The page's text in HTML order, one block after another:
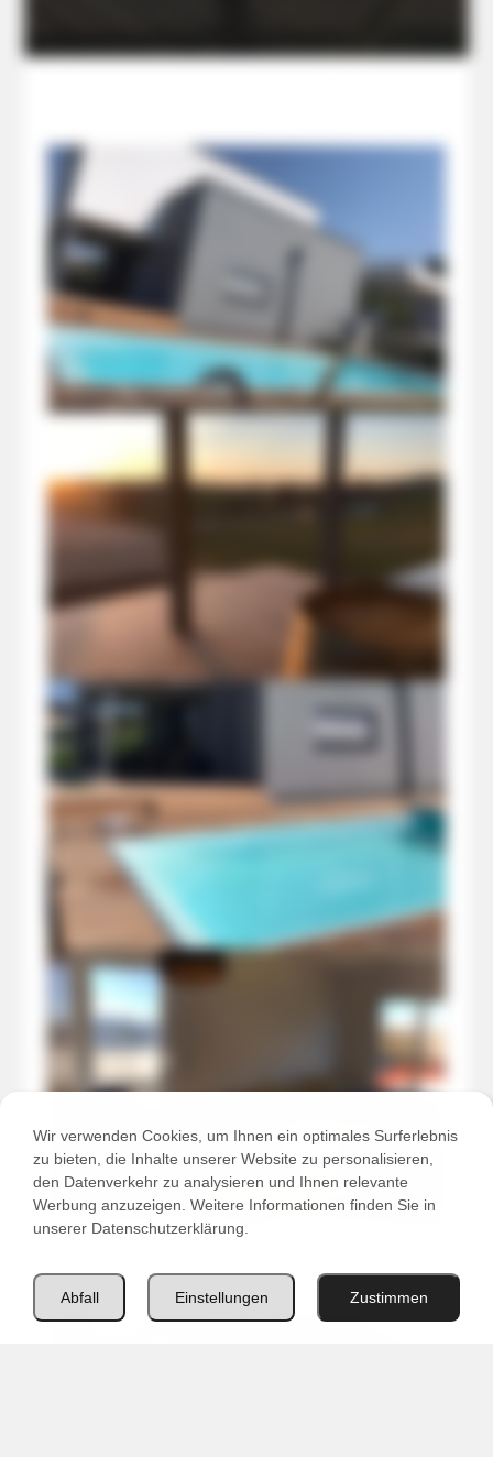
Wir verwenden Cookies, um Ihnen ein optimales Surferlebnis
zu bieten, die Inhalte unserer Website zu personalisieren,
den Datenverkehr zu analysieren und Ihnen relevante
Werbung anzuzeigen. Weitere Informationen finden Sie in
unserer Datenschutzerklärung.
Zustimmen
Einstellungen
Abfall